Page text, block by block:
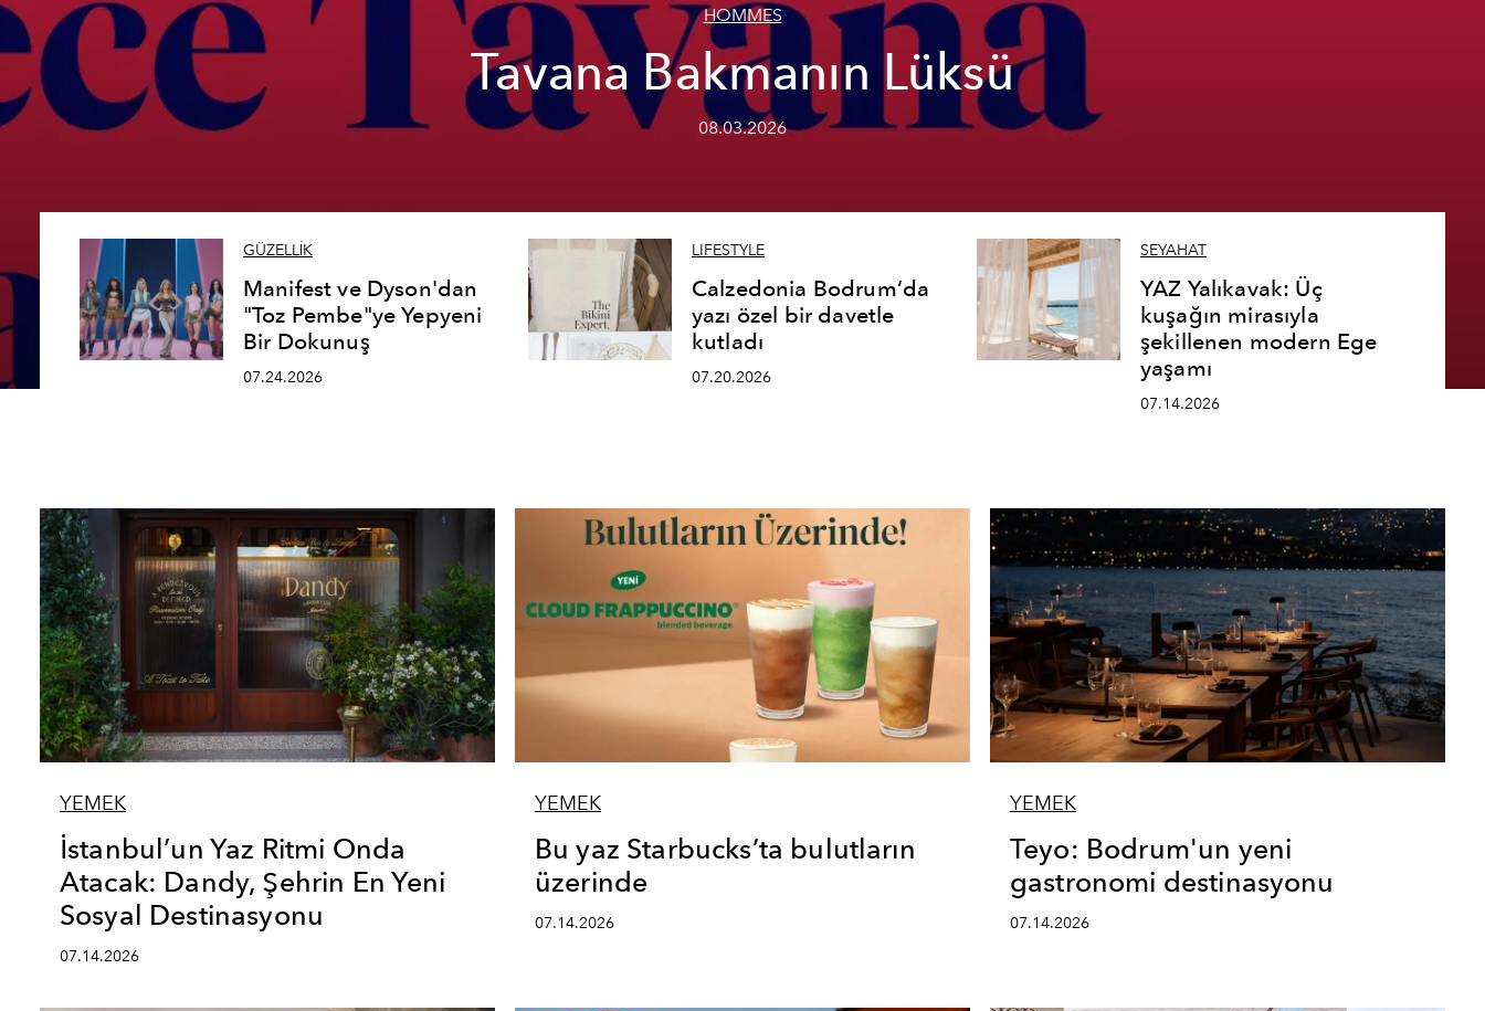
HOMMES
Tavana Bakmanın Lüksü
08.03.2026
GÜZELLİK
Manifest ve Dyson'dan
"Toz Pembe"ye Yepyeni
Bir Dokunuş
07.24.2026
LIFESTYLE
Calzedonia Bodrum’da
yazı özel bir davetle
kutladı
07.20.2026
SEYAHAT
YAZ Yalıkavak: Üç
kuşağın mirasıyla
şekillenen modern Ege
yaşamı
07.14.2026
YEMEK
İstanbul’un Yaz Ritmi Onda
Atacak: Dandy, Şehrin En Yeni
Sosyal Destinasyonu
07.14.2026
YEMEK
Bu yaz Starbucks’ta bulutların
üzerinde
07.14.2026
YEMEK
Teyo: Bodrum'un yeni
gastronomi destinasyonu
07.14.2026